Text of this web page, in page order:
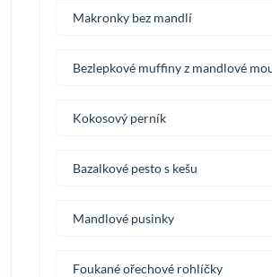
Makronky bez mandlí
Bezlepkové muffiny z mandlové
Kokosový perník
Bazalkové pesto s kešu
Mandlové pusinky
Foukané ořechové rohlíčky